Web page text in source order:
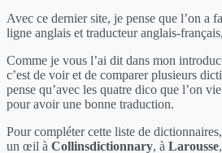
Avec ce dernier site, je pense que l’on a
ligne anglais et traducteur anglais-
Comme je vous l’ai dit dans mon
c’est de voir et de comparer plusieurs
pense qu’avec les quatre dico que l’on
pour avoir une bonne traduction.
Pour compléter cette liste de
un œil à Collinsdictionnary, à Larousse